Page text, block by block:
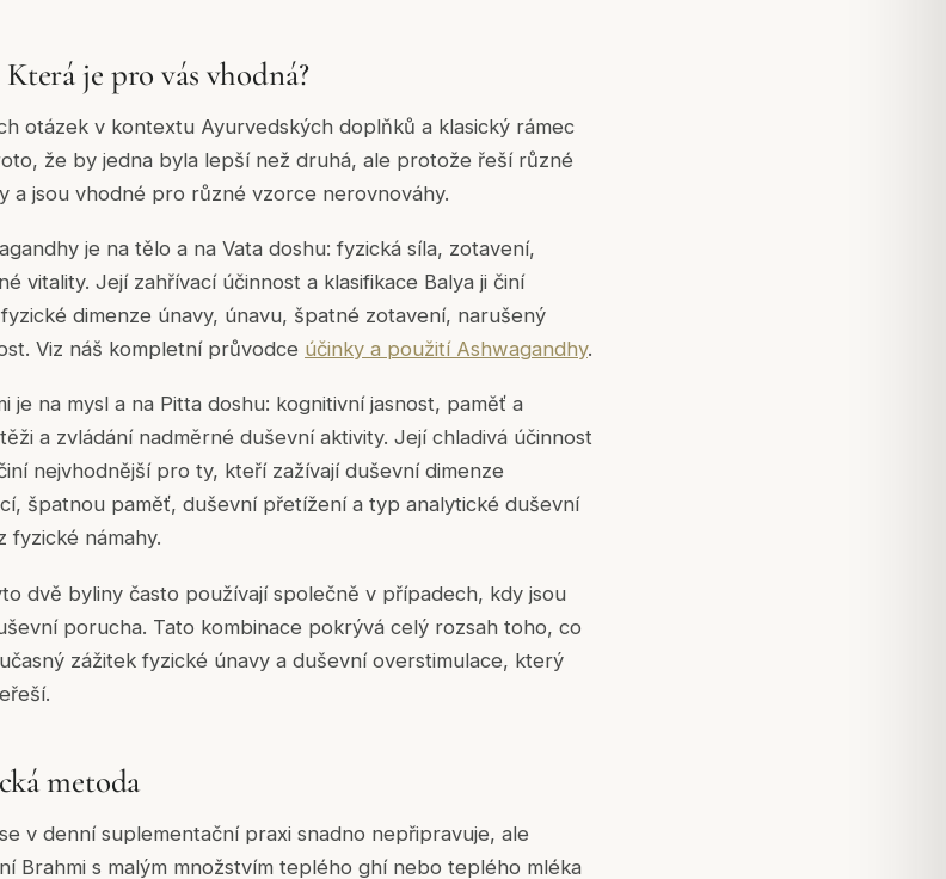
je pro vás vhodná?
otázek v kontextu Ayurvedských doplňků a klasický rámec
že by jedna byla lepší než druhá, ale protože řeší různé
a jsou vhodné pro různé vzorce nerovnováhy.
je na tělo a na Vata doshu: fyzická síla, zotavení,
vitality. Její zahřívací účinnost a klasifikace Balya ji činí
dimenze únavy, únavu, špatné zotavení, narušený
Viz náš kompletní průvodce účinky a použití Ashwagandhy.
je na mysl a na Pitta doshu: kognitivní jasnost, paměť a
a zvládání nadměrné duševní aktivity. Její chladivá účinnost
nejvhodnější pro ty, kteří zažívají duševní dimenze
špatnou paměť, duševní přetížení a typ analytické duševní
fyzické námahy.
dvě byliny často používají společně v případech, kdy jsou
porucha. Tato kombinace pokrývá celý rozsah toho, co
zážitek fyzické únavy a duševní overstimulace, který
metoda
v denní suplementační praxi snadno nepřipravuje, ale
Brahmi s malým množstvím teplého ghí nebo teplého mléka